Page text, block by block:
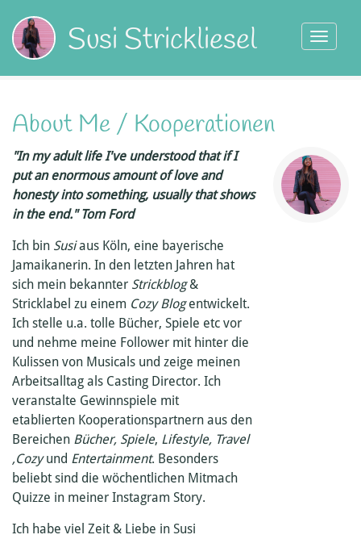
zum
Inhalt
Susi Strickliesel
Toggle
About Me / Kooperationen
"In my adult life I've understood that if I
put an enormous amount of love and
honesty into something, usually that shows
in the end." Tom Ford
Ich bin Susiaus Köln, eine bayerische
Jamaikanerin. In den letzten Jahren hat
sich mein bekannter Strickblog&
Stricklabel zu einem Cozy Blogentwickelt.
Ich stelle u.a. tolle Bücher, Spiele etc vor
und nehme meine Follower mit hinter die
Kulissen von Musicals und zeige meinen
Arbeitsalltag als Casting Director. Ich
veranstalte Gewinnspiele mit
etablierten Kooperationspartnern aus den
Bereichen Bücher, Spiele, Lifestyle, Travel
,Cozyund Entertainment. Besonders
beliebt sind die wöchentlichen Mitmach
Quizze in meiner Instagram Story.
Ich habe viel Zeit & Liebe in Susi